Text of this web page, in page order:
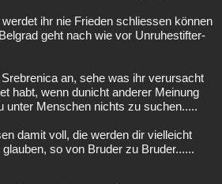
ihr nie Frieden schliessen können
geht nach wie vor Unruhestifter-
an, sehe was ihr verursacht
habt, wenn dunicht anderer Meinung
unter Menschen nichts zu suchen.....
damit voll, die werden dir vielleicht
so von Bruder zu Bruder......